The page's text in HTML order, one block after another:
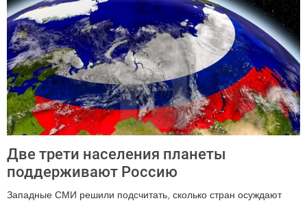
Две трети населения планеты
поддерживают Россию
Западные СМИ решили подсчитать, сколько стран осуждают